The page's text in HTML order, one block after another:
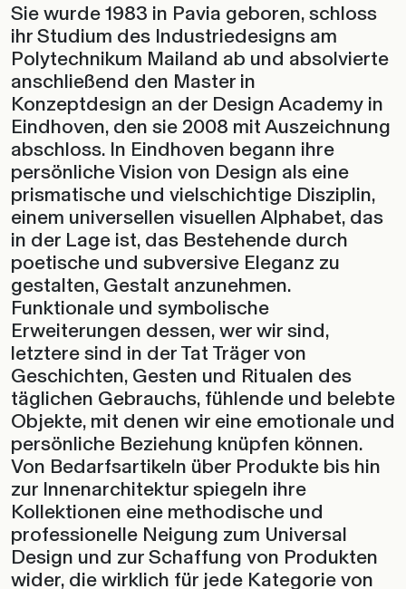
Sie wurde 1983 in Pavia geboren, schloss
ihr Studium des Industriedesigns am
Polytechnikum Mailand ab und absolvierte
anschließend den Master in
Konzeptdesign an der Design Academy in
Eindhoven, den sie 2008 mit Auszeichnung
abschloss. In Eindhoven begann ihre
persönliche Vision von Design als eine
prismatische und vielschichtige Disziplin,
einem universellen visuellen Alphabet, das
in der Lage ist, das Bestehende durch
poetische und subversive Eleganz zu
gestalten, Gestalt anzunehmen.
Funktionale und symbolische
Erweiterungen dessen, wer wir sind,
letztere sind in der Tat Träger von
Geschichten, Gesten und Ritualen des
täglichen Gebrauchs, fühlende und belebte
Objekte, mit denen wir eine emotionale und
persönliche Beziehung knüpfen können.
Von Bedarfsartikeln über Produkte bis hin
zur Innenarchitektur spiegeln ihre
Kollektionen eine methodische und
professionelle Neigung zum Universal
Design und zur Schaffung von Produkten
wider, die wirklich für jede Kategorie von